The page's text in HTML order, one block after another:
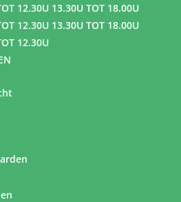
12.30U 13.30U TOT 18.00U
12.30U 13.30U TOT 18.00U
12.30U